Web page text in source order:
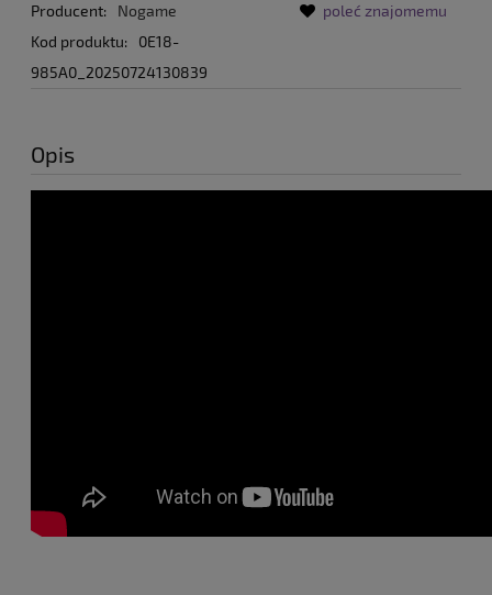
Producent:
Nogame
Kod produktu:
0E18-
985A0_20250724130839
poleć znajomemu
Opis